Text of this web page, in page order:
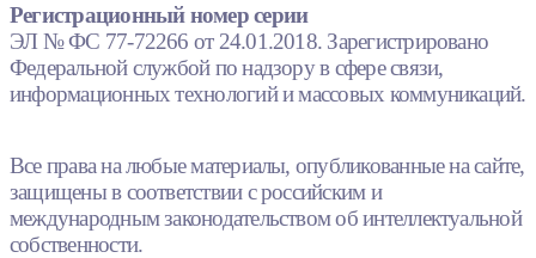
Регистрационный номер серии
ЭЛ № ФС 77-72266 от 24.01.2018. Зарегистрировано
Федеральной службой по надзору в сфере связи,
информационных технологий и массовых коммуникаций.
Все права на любые материалы, опубликованные на сайте,
защищены в соответствии с российским и
международным законодательством об интеллектуальной
собственности.